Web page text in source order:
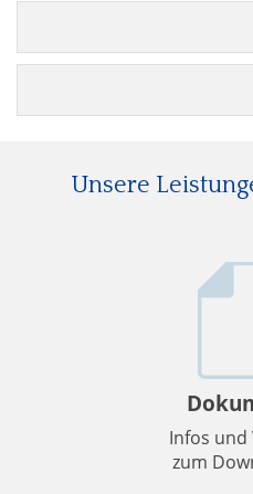
Unsere
Infos und
zum